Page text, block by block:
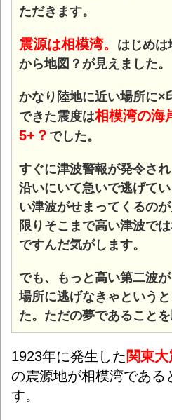
ただきます。
震源は相模湾。 はじめは
から地図？が見えました。
かなり陸地に近い場所に×
できた震度は相模湾の海
5+？ でした。
すぐに津波警報が発令さ
沿いにいて急いで逃げて
い津波がせまってくるの
限りそこまで高い津波で
ですんだ気がします。
でも、もっと高い第二波
場所に逃げなきゃという
た。ただの夢であることを
1923年に発生した 関東大
の震源地が相模湾である
す。